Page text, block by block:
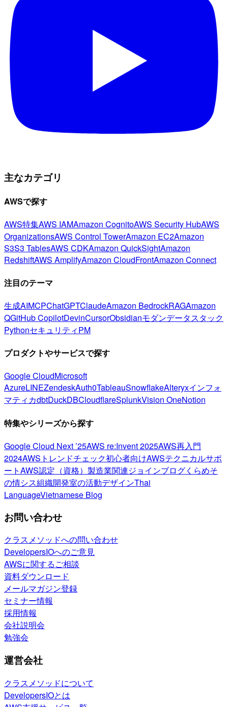
主なカテゴリ
AWSで探す
AWS特集AWS IAMAmazon CognitoAWS Security HubAWS
OrganizationsAWS Control TowerAmazon EC2Amazon
S3S3 TablesAWS CDKAmazon QuickSightAmazon
RedshiftAWS AmplifyAmazon CloudFrontAmazon Connect
注目のテーマ
生成AIMCPChatGPTClaudeAmazon BedrockRAGAmazon
QGitHub CopilotDevinCursorObsidianモダンデータスタック
PythonセキュリティPM
プロダクトやサービスで探す
Google CloudMicrosoft
AzureLINEZendeskAuth0TableauSnowflakeAlteryxインフォ
マティカdbtDuckDBCloudflareSplunkVision OneNotion
特集やシリーズから探す
Google Cloud Next ’25AWS re:Invent 2025AWS再入門
2024AWSトレンドチェック初心者向けAWSテクニカルサポ
ートAWS認定（資格） 製造業関連ジョインブログくらめそ
の情シス組織開発室の活動デザインThai
LanguageVietnamese Blog
お問い合わせ
クラスメソッドへの問い合わせ
DevelopersIOへのご意見
AWSに関するご相談
資料ダウンロード
メールマガジン登録
セミナー情報
採用情報
会社説明会
勉強会
運営会社
クラスメソッドについて
DevelopersIOとは